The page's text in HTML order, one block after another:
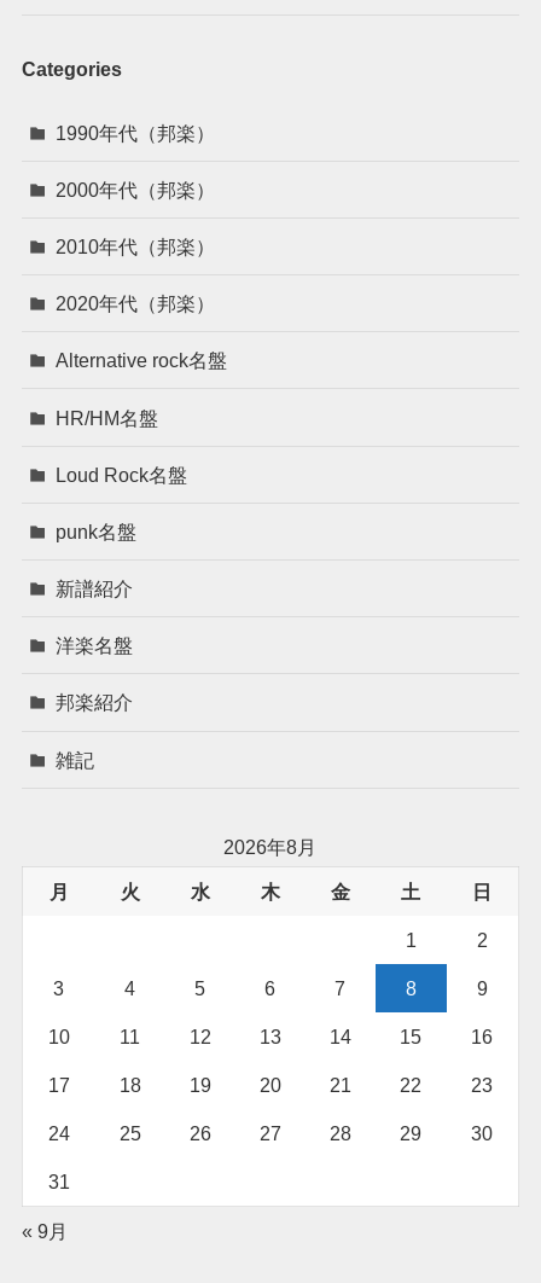
Categories
1990年代（邦楽）
2000年代（邦楽）
2010年代（邦楽）
2020年代（邦楽）
Alternative rock名盤
HR/HM名盤
Loud Rock名盤
punk名盤
新譜紹介
洋楽名盤
邦楽紹介
雑記
2026年8月
月 火 水 木 金 土 日
1 2
3 4 5 6 7 8 9
10 11 12 13 14 15 16
17 18 19 20 21 22 23
24 25 26 27 28 29 30
31
« 9月